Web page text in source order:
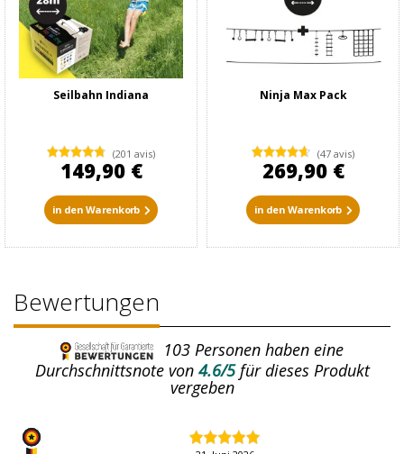
Seilbahn Indiana
(201 avis)
149,90 €
in den Warenkorb
Ninja Max Pack
(47 avis)
269,90 €
in den Warenkorb
Bewertungen
103 Personen haben eine
Durchschnittsnote von4.6/5für dieses Produkt
vergeben